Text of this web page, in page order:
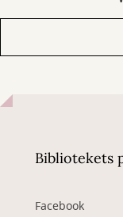
Bibliotekets
Facebook